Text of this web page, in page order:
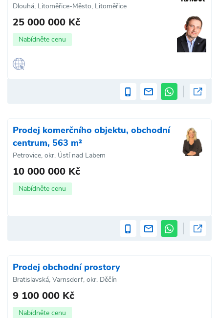
Dlouhá, Litoměřice-Město, Litoměřice
25 000 000 Kč
Nabídněte cenu
Prodej komerčního objektu, obchodní
centrum, 563 m²
Petrovice, okr. Ústí nad Labem
10 000 000 Kč
Nabídněte cenu
Prodej obchodní prostory
Bratislavská, Varnsdorf, okr. Děčín
9 100 000 Kč
Nabídněte cenu